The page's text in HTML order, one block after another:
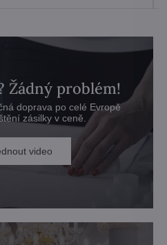
Žádný problém!
doprava po celé Evropě
zásilky v ceně.
video